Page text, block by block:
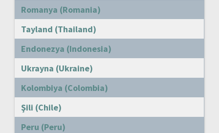
Romanya (Romania)
Tayland (Thailand)
Endonezya (Indonesia)
Ukrayna (Ukraine)
Kolombiya (Colombia)
Şili (Chile)
Peru (Peru)